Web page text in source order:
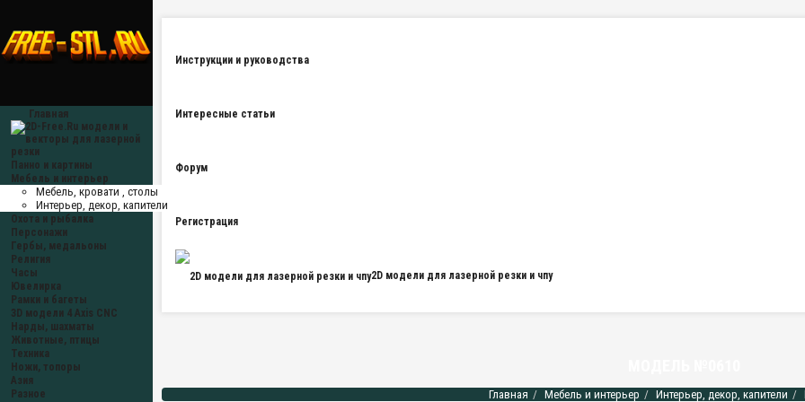
Главная
Панно и картины
Мебель и интерьер
Мебель, кровати , столы
Интерьер, декор, капители
Охота и рыбалка
Персонажи
Гербы, медальоны
Религия
Часы
Ювелирка
Рамки и багеты
3D модели 4 Axis CNC
Нарды, шахматы
Животные, птицы
Техника
Ножи, топоры
Азия
Разное
Инструкции и руководства
Интересные статьи
Форум
Регистрация
2D модели для лазерной резки и чпу
Главная Мебель и интерьер Интерьер, декор, капители